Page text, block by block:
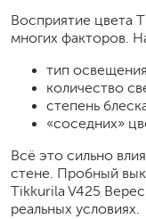
Восприятие цвета
многих факторов.
тип
количество
степень
«соседних»
Всё это сильно
стене. Пробный
Tikkurila V425
реальных условиях.